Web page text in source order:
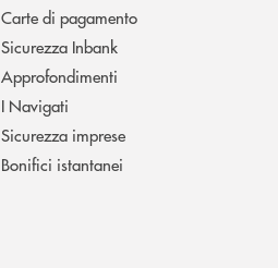
Carte di pagamento
Sicurezza Inbank
Approfondimenti
I Navigati
Sicurezza imprese
Bonifici istantanei